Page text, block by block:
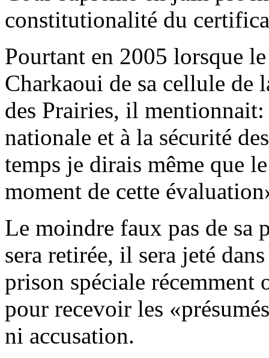
constitutionalité du
Pourtant en 2005 lorsque
Charkaoui de sa cellule de
des Prairies, il
nationale et à la sécurité
temps je dirais même que
moment de cette
Le moindre faux pas de
sera retirée, il sera jeté
prison spéciale
pour recevoir les
ni accusation.